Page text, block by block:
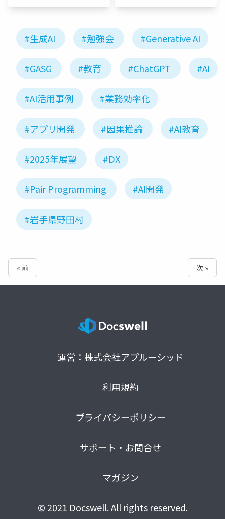
#生成AI #勉強会 #Generative AI
#GASG #教育 #ChatGPT #AI
#AI活用事例 #業務効率化
#アプリ開発 #因果推論 #AI教育
#2025年展望 #DX
#Pair Programming #AI開発
#岩手県野田村
« 前 次 »
運営：株式会社アプルーシッド
利用規約
プライバシーポリシー
サポート・お問合せ
マガジン
© 2021 Docswell. All rights reserved.